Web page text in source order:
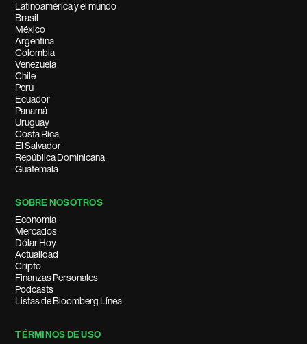
Latinoamérica y el mundo
Brasil
México
Argentina
Colombia
Venezuela
Chile
Perú
Ecuador
Panamá
Uruguay
Costa Rica
El Salvador
República Dominicana
Guatemala
SOBRE NOSOTROS
Economía
Mercados
Dólar Hoy
Actualidad
Cripto
Finanzas Personales
Podcasts
Listas de Bloomberg Línea
TÉRMINOS DE USO